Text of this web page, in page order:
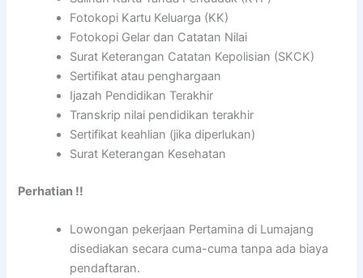
Fotokopi Kartu Keluarga (KK)
Fotokopi Gelar dan Catatan Nilai
Surat Keterangan Catatan Kepolisian (SKCK)
Sertifikat atau penghargaan
Ijazah Pendidikan Terakhir
Transkrip nilai pendidikan terakhir
Sertifikat keahlian (jika diperlukan)
Surat Keterangan Kesehatan
Perhatian !!
Lowongan pekerjaan Pertamina di Lumajang
disediakan secara cuma-cuma tanpa ada biaya
pendaftaran.